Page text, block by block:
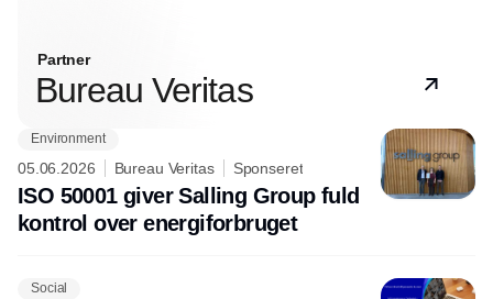
Partner
Bureau Veritas
Environment
05.06.2026 Bureau Veritas Sponseret
ISO 50001 giver Salling Group fuld
kontrol over energiforbruget
Social